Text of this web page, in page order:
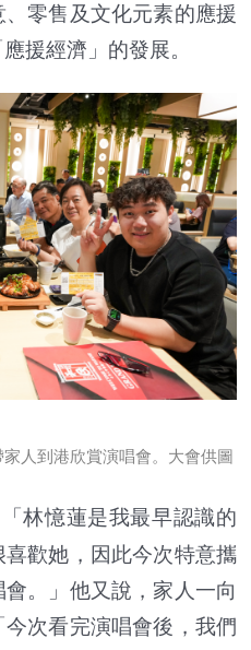
零售及文化元素的應援
援經濟」的發展。
人到港欣賞演唱會。大會供圖
林憶蓮是我最早認識的
歡她，因此今次特意攜
。」他又說，家人一向
次看完演唱會後，我們